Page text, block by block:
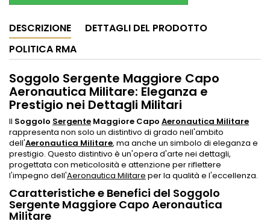
DESCRIZIONE
DETTAGLI DEL PRODOTTO
POLITICA RMA
Soggolo Sergente Maggiore Capo
Aeronautica Militare: Eleganza e
Prestigio nei Dettagli Militari
Il Soggolo Sergente Maggiore Capo Aeronautica Militare
rappresenta non solo un distintivo di grado nell'ambito
dell'Aeronautica Militare, ma anche un simbolo di eleganza e
prestigio. Questo distintivo è un'opera d'arte nei dettagli,
progettata con meticolosità e attenzione per riflettere
l'impegno dell'Aeronautica Militare per la qualità e l'eccellenza.
Caratteristiche e Benefici del Soggolo
Sergente Maggiore Capo Aeronautica
Militare